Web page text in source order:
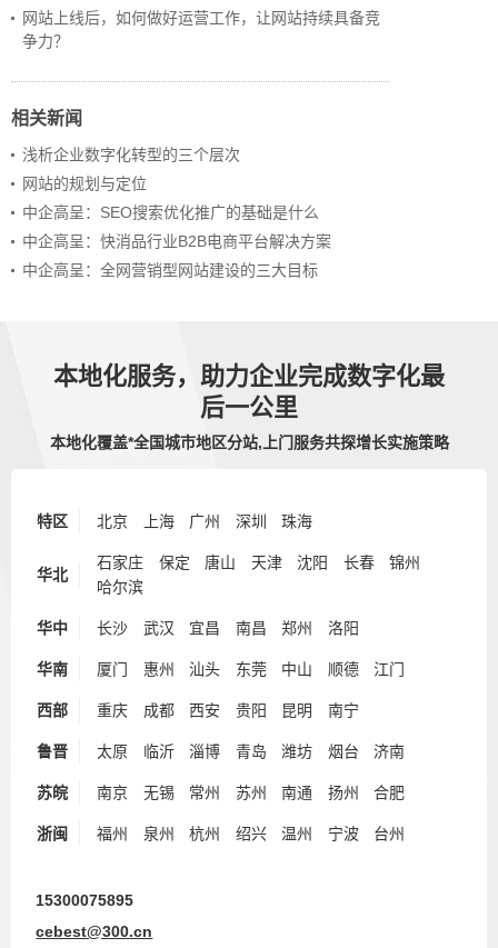
网站上线后，如何做好运营工作，让网站持续具备竞
争力？
相关新闻
浅析企业数字化转型的三个层次
网站的规划与定位
中企高呈：SEO搜索优化推广的基础是什么
中企高呈：快消品行业B2B电商平台解决方案
中企高呈：全网营销型网站建设的三大目标
本地化服务，助力企业完成数字化最
后一公里
本地化覆盖*全国城市地区分站,上门服务共探增长实施策略
特区 北京 上海 广州 深圳 珠海
华北
石家庄 保定 唐山 天津 沈阳 长春
锦州
哈尔滨
华中 长沙 武汉 宜昌 南昌 郑州 洛阳
华南 厦门 惠州 汕头 东莞 中山 顺德 江门
西部 重庆 成都 西安 贵阳 昆明 南宁
鲁晋 太原 临沂 淄博 青岛 潍坊 烟台 济南
苏皖 南京 无锡 常州 苏州 南通 扬州 合肥
浙闽 福州 泉州 杭州 绍兴 温州 宁波 台州
15300075895
cebest@300.cn